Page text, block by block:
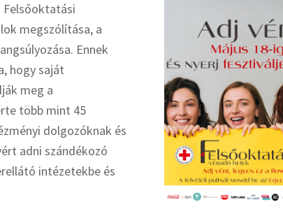
Felsőoktatási
megszólítása, a
Ennek
hogy saját
meg a
több mint 45
dolgozóknak és
adni szándékozó
intézetekbe és